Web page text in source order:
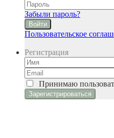
Забыли пароль?
Войти
Пользовательское
Регистрация
Принимаю